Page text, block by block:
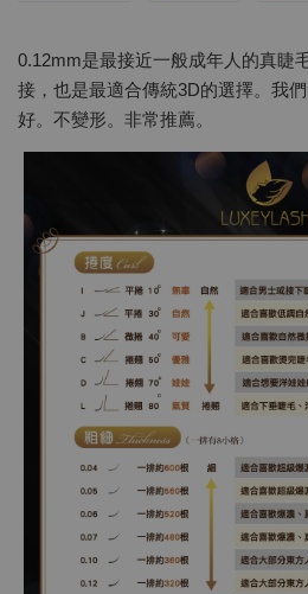
0.12mm是最接近一般成年人的真睫
接，也是最適合傳統3D的選擇。我
好。不變形。非常推薦。